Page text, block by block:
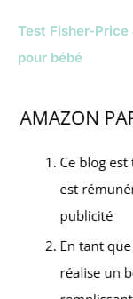
Test Fisher-
pour bébé